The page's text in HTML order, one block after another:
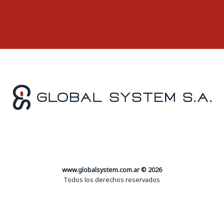
www.globalsystem.com.ar © 2026
Todos los derechos reservados